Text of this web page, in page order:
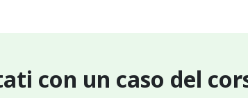
con un caso del